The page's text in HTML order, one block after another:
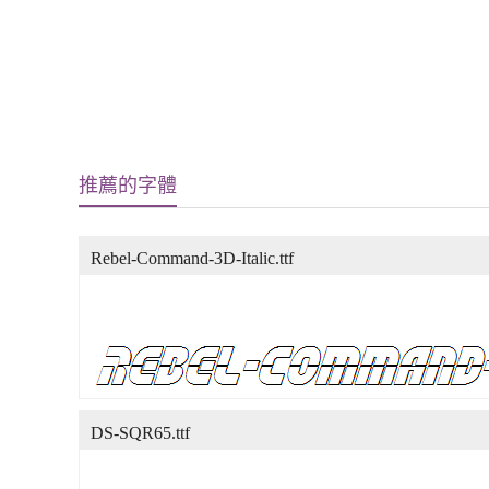
推薦的字體
Rebel-Command-3D-Italic.ttf
DS-SQR65.ttf